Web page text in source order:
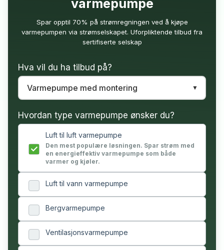
varmepumpe
Spar opptil 70% på strømregningen ved å kjøpe
varmepumpen via strømselskapet. Uforpliktende tilbud fra
sertifiserte selskap
Hva vil du ha tilbud på?
Hvordan type varmepumpe ønsker du?
Luft til luft varmepumpe
Den mest populære løsningen. Spar strøm med
en energieffektiv varmepumpe som både
varmer og kjøler.
Luft til vann varmepumpe
Bergvarmepumpe
Ventilasjonsvarmepumpe